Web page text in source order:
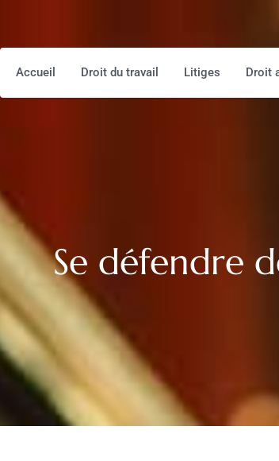
Accueil Droit du travail Litiges Droit
Se défendre